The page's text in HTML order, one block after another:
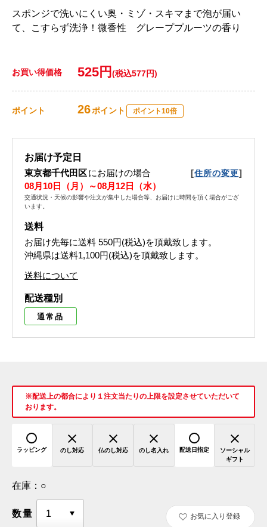
スポンジで洗いにくい奥・ミゾ・スキマまで泡が届い
て、こすらず洗浄！微香性 グレーププルーツの香り
お買い得価格 525円 (税込577円)
ポイント 26ポイント ポイント10倍
お届け予定日
東京都千代田区にお届けの場合 [住所の変更]
08月10日（月）～08月12日（水）
交通状況・天候の影響や注文が集中した場合等、お届けに時間を頂く場合がござ
います。
送料
お届け先毎に送料 550円(税込)を頂戴致します。
沖縄県は送料1,100円(税込)を頂戴致します。
送料について
配送種別
通常品
※配送上の都合により１注文当たりの上限を設定させていただいて
おります。
ラッピング のし対応 仏のし対応 のし名入れ 配送日指定
ソーシャル
ギフト
在庫： ○
数量 お気に入り登録